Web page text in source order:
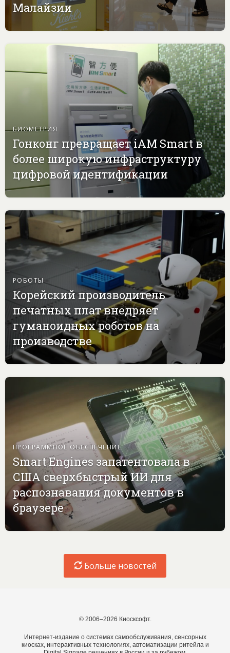
Малайзии
БИОМЕТРИЯ
Гонконг превращает iAM Smart в
более широкую инфраструктуру
цифровой идентификации
РОБОТЫ
Корейский производитель
печатных плат внедряет
гуманоидных роботов на
производстве
ПРОГРАММНОЕ ОБЕСПЕЧЕНИЕ
Smart Engines запатентовала в
США сверхбыстрый ИИ для
распознавания документов в
браузере
Больше новостей
© 2006–2026 Киосксофт.
Интернет-издание о системах самообслуживания, сенсорных
киосках, интерактивных технологиях, автоматизации ритейла и